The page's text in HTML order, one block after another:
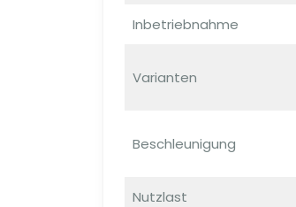
Inbetriebnahme
Varianten
Beschleunigung
Nutzlast